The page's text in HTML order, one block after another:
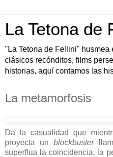
La Tetona de
"La Tetona de Fellini" husmea
clásicos recónditos, films
historias, aquí contamos las
La metamorfosis
Da la casualidad que
proyecta un blockbuster
superflua la coincidencia, la